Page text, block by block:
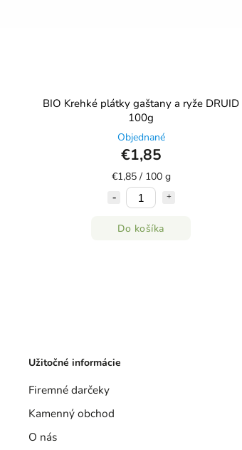
BIO Krehké plátky gaštany a ryže DRUID
100g
Objednané
€1,85
€1,85 / 100 g
Do košíka
Užitočné informácie
Firemné darčeky
Kamenný obchod
O nás